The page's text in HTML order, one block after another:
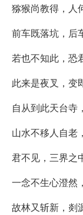
猕猴尚教得，人
前车既落坑，后
若也不知此，恐
此来是夜叉，变
自从到此天台寺
山水不移人自老
君不见，三界之
一念不生心澄然
故林又斩新，剡